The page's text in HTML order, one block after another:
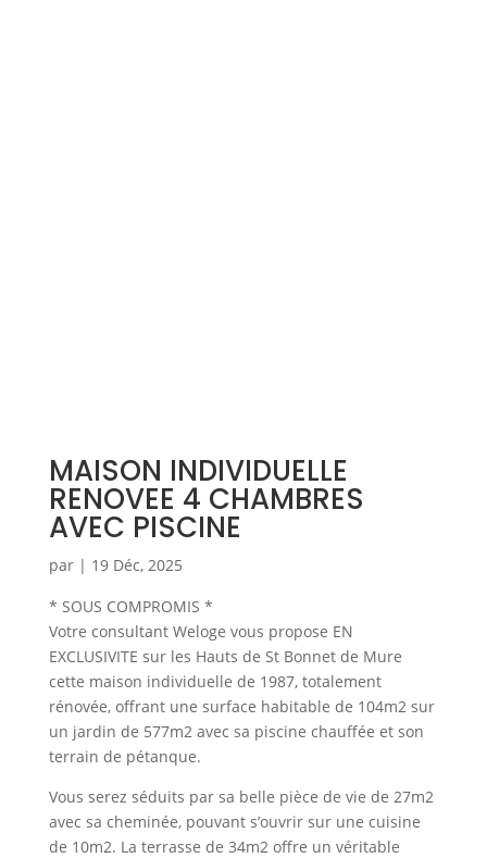
MAISON INDIVIDUELLE
RENOVEE 4 CHAMBRES
AVEC PISCINE
par | 19 Déc, 2025
* SOUS COMPROMIS *
Votre consultant Weloge vous propose EN
EXCLUSIVITE sur les Hauts de St Bonnet de Mure
cette maison individuelle de 1987, totalement
rénovée, offrant une surface habitable de 104m2 sur
un jardin de 577m2 avec sa piscine chauffée et son
terrain de pétanque.
Vous serez séduits par sa belle pièce de vie de 27m2
avec sa cheminée, pouvant s’ouvrir sur une cuisine
de 10m2. La terrasse de 34m2 offre un véritable